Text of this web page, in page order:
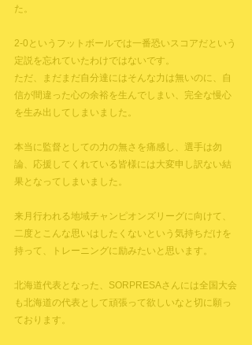
た。
2-0というフットボールでは一番恐いスコアだという
定説を忘れていたわけではないです。
ただ、まだまだ自分達にはそんな力は無いのに、自
信が間違った心の余裕を生んでしまい、完全な慢心
を生み出してしまいました。
本当に監督としての力の無さを痛感し、選手は勿
論、応援してくれている皆様には大変申し訳ない結
果となってしまいました。
来月行われる地域チャンピオンズリーグに向けて、
二度とこんな思いはしたくないという気持ちだけを
持って、トレーニングに励みたいと思います。
北海道代表となった、SORPRESAさんには全国大会
も北海道の代表として頑張って欲しいなと切に願っ
ております。